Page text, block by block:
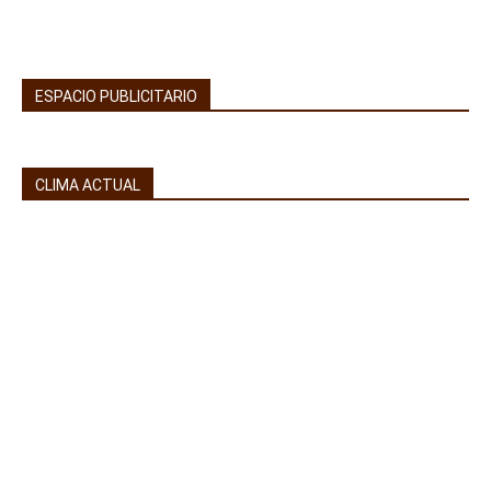
ESPACIO PUBLICITARIO
CLIMA ACTUAL